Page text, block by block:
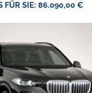
FÜR SIE: 86.090,00 €